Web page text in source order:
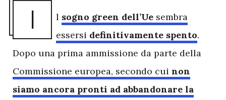
I l sogno green dell’Ue sembra
essersi definitivamente spento.
Dopo una prima ammissione da parte della
Commissione europea, secondo cui non
siamo ancora pronti ad abbandonare la